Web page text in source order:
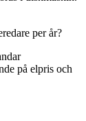
per år?
på elpris och